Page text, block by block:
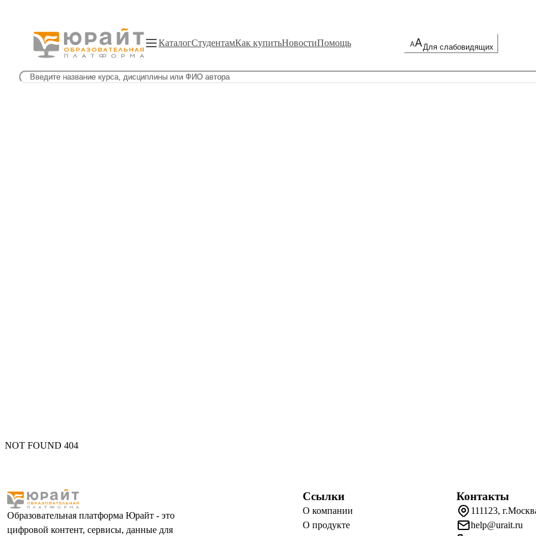
КаталогСтудентамКак купитьНовостиПомощь Для слабовидящих
NOT FOUND 404
Образовательная платформа Юрайт - это
цифровой контент, сервисы, данные для
Ссылки
О компании
О продукте
Контакты
111123,
help@urait.ru